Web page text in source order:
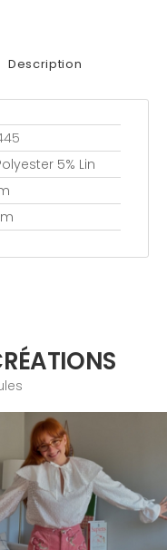
Description
5% Lin